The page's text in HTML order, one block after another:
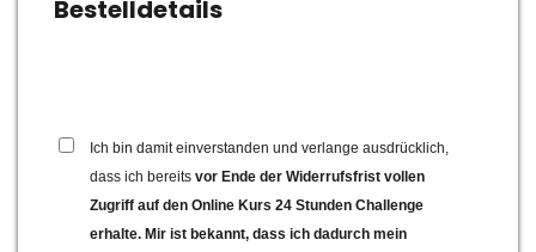
Bestelldetails
Ich bin damit einverstanden und verlange ausdrücklich,
dass ich bereits vor Ende der Widerrufsfrist vollen
Zugriff auf den Online Kurs 24 Stunden Challenge
erhalte. Mir ist bekannt, dass ich dadurch mein